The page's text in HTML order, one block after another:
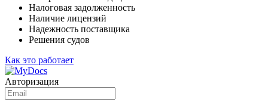
Налоговая задолженность
Наличие лицензий
Надежность поставщика
Решения судов
Как это работает
Авторизация